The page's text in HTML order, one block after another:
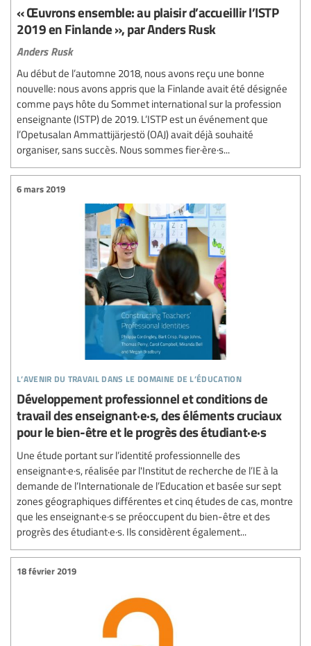
« Œuvrons ensemble: au plaisir d’accueillir l’ISTP
2019 en Finlande », par Anders Rusk
Anders Rusk
Au début de l’automne 2018, nous avons reçu une bonne
nouvelle: nous avons appris que la Finlande avait été désignée
comme pays hôte du Sommet international sur la profession
enseignante (ISTP) de 2019. L’ISTP est un événement que
l’Opetusalan Ammattijärjestö (OAJ) avait déjà souhaité
organiser, sans succès. Nous sommes fier·ère·s...
l’avenir du travail dans le domaine de l’éducation
6 mars 2019
Développement professionnel et conditions de
travail des enseignant·e·s, des éléments cruciaux
pour le bien-être et le progrès des étudiant·e·s
Une étude portant sur l’identité professionnelle des
enseignant·e·s, réalisée par l'Institut de recherche de l’IE à la
demande de l’Internationale de l’Education et basée sur sept
zones géographiques différentes et cinq études de cas, montre
que les enseignant·e·s se préoccupent du bien-être et des
progrès des étudiant·e·s. Ils considèrent également...
18 février 2019